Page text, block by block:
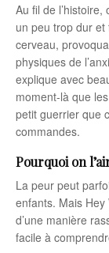
Au fil de
un peu trop dur
cerveau,
physiques de
explique avec
moment-là que
petit guerrier que
commandes.
Pourquoi on
La peur peut
enfants. Mais Hey
d’une manière
facile à